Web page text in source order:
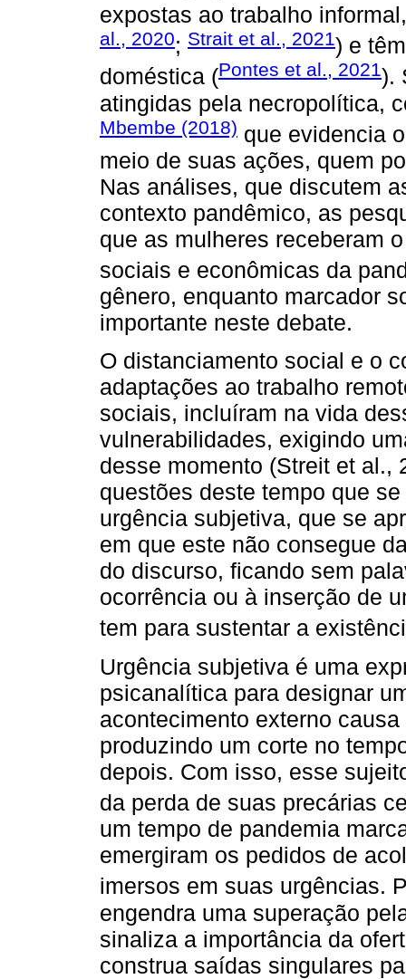
expostas ao trabalho
al., 2020; Strait et al., 2021) e
doméstica (Pontes et al., 2021).
atingidas pela necropolítica,
Mbembe (2018) que evidencia
meio de suas ações, quem
Nas análises, que discutem
contexto pandêmico, as
que as mulheres receberam
sociais e econômicas da
gênero, enquanto marcador
importante neste debate.
O distanciamento social e o
adaptações ao trabalho
sociais, incluíram na vida
vulnerabilidades, exigindo
desse momento (Streit et al.,
questões deste tempo que
urgência subjetiva, que se
em que este não consegue
do discurso, ficando sem
ocorrência ou à inserção de
tem para sustentar a
Urgência subjetiva é uma
psicanalítica para designar
acontecimento externo
produzindo um corte no
depois. Com isso, esse
da perda de suas precárias
um tempo de pandemia
emergiram os pedidos de
imersos em suas urgências.
engendra uma superação
sinaliza a importância da
construa saídas singulares